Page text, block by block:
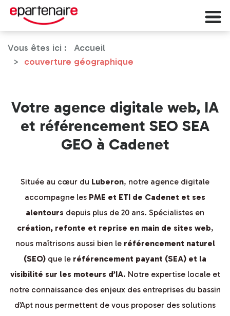
Vous êtes ici :
Accueil
couverture géographique
Votre agence digitale web, IA
et référencement SEO SEA
GEO à Cadenet
Située au cœur du Luberon, notre agence digitale
accompagne les PME et ETI de Cadenet et ses
alentours depuis plus de 20 ans. Spécialistes en
création, refonte et reprise en main de sites web,
nous maîtrisons aussi bien le référencement naturel
(SEO) que le référencement payant (SEA) et la
visibilité sur les moteurs d’IA. Notre expertise locale et
notre connaissance des enjeux des entreprises du bassin
d’Apt nous permettent de vous proposer des solutions